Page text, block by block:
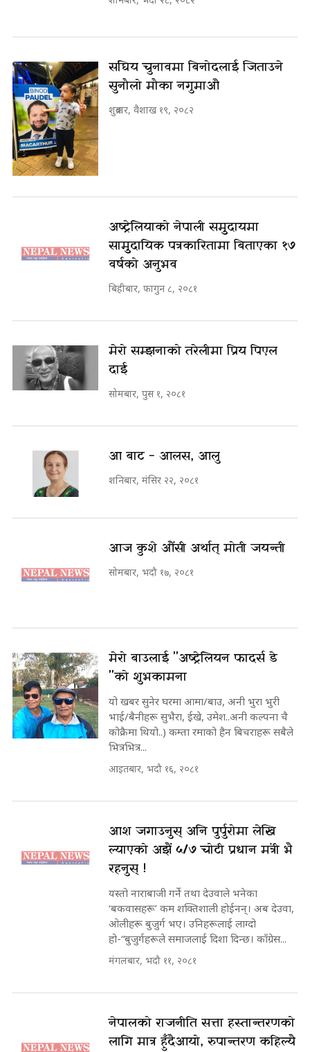
संघिय चुनावमा बिनोदलाई जिताउने
सुनौलो मौका नगुमाऔ
शुक्रबार, वैशाख १९, २०८२
अष्ट्रेलियाको नेपाली समुुदायमा
सामुुदायिक पत्रकारितामा बिताएका १७
वर्षको अनुभव
बिहीबार, फागुन ८, २०८१
मेरो सम्झनाको तरेलीमा प्रिय पिएल
दाई
सोमबार, पुस १, २०८१
आ बाट - आलस, आलु
शनिबार, मंसिर २२, २०८१
आज कुशे औंसी अर्थात् मोती जयन्ती
सोमबार, भदौ १७, २०८१
मेरो बाउलाई "अष्ट्रेलियन फादर्स डे
"को शुभकामना
यो खबर सुनेर घरमा आमा/बाउ, अनी भुरा भुरी
भाई/बैनीहरू सुभैरा, ईखे, उमेश..अनी कल्पना चै
कोक्रैमा थियो..) कम्ता रमाको हैन बिचराहरू सबैले
भित्रभित्र...
आइतबार, भदौ १६, २०८१
आश जगाउनुस् अनि पुर्पुरोमा लेखि
ल्याएको अझैं ५/७ चोटी प्रधान मंत्री भै
रहनुस् !
यस्तो नाराबाजी गर्ने तथा देउवाले भनेका
‘बकवासहरू’ कम शक्तिशाली होईनन्। अब देउवा,
ओलीहरू बुजुर्ग भए। उनिहरूलाई लाग्दो
हो-“बुजुर्गहरूले समाजलाई दिशा दिन्छ। काँग्रेस...
मंगलबार, भदौ ११, २०८१
नेपालको राजनीति सत्ता हस्तान्तरणको
लागि मात्र हुँदैआयो, रुपान्तरण कहिल्यै